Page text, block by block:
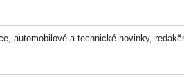
automobilové a technické novinky,